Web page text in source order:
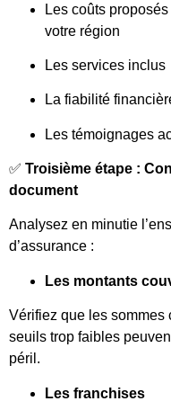
Les coûts
votre région
Les services inclus
La fiabilité
Les témoignages
✅ Troisième étape :
document
Analysez en minutie
d’assurance :
Les montants
Vérifiez que les sommes
seuils trop faibles
péril.
Les franchises